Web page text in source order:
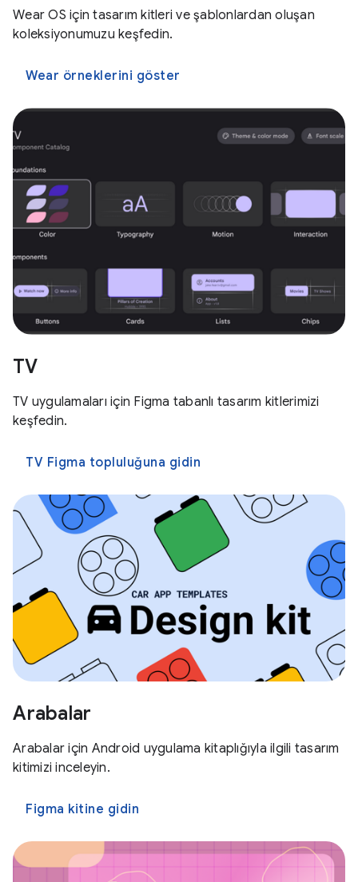
Wear OS için tasarım kitleri ve şablonlardan oluşan
koleksiyonumuzu keşfedin.
Wear örneklerini göster
TV
TV uygulamaları için Figma tabanlı tasarım kitlerimizi
keşfedin.
TV Figma topluluğuna gidin
Arabalar
Arabalar için Android uygulama kitaplığıyla ilgili tasarım
kitimizi inceleyin.
Figma kitine gidin